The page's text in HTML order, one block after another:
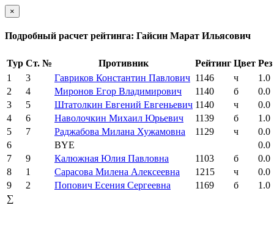
×
Подробный расчет рейтинга: Гайсин Марат Ильясович
Тур Ст. № Противник Рейтинг Цвет Рез
1
3 Гавриков Константин Павлович 1146 ч
1.0
2
4 Миронов Егор Владимирович 1140 б
0.0
3
5 Штатолкин Евгений Евгеньевич 1140 ч
0.0
4
6 Наволочкин Михаил Юрьевич 1139 б
1.0
5
7 Раджабова Милана Хужамовна 1129 ч
0.0
6
BYE
0.0
7
9 Калюжная Юлия Павловна 1103 б
0.0
8
1 Сарасова Милена Алексеевна 1215 ч
0.0
9
2 Попович Есения Сергеевна 1169 б
1.0
∑